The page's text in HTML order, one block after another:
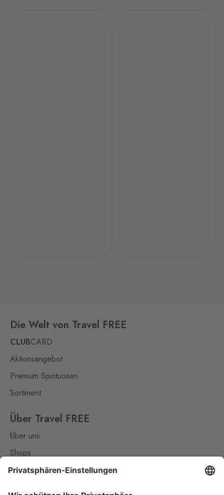
Die Welt von Travel FREE
CLUBCARD
Aktionsangebot
Premium Spirituosen
Sortiment
Über Travel FREE
Über uns
Shops
Kontakt